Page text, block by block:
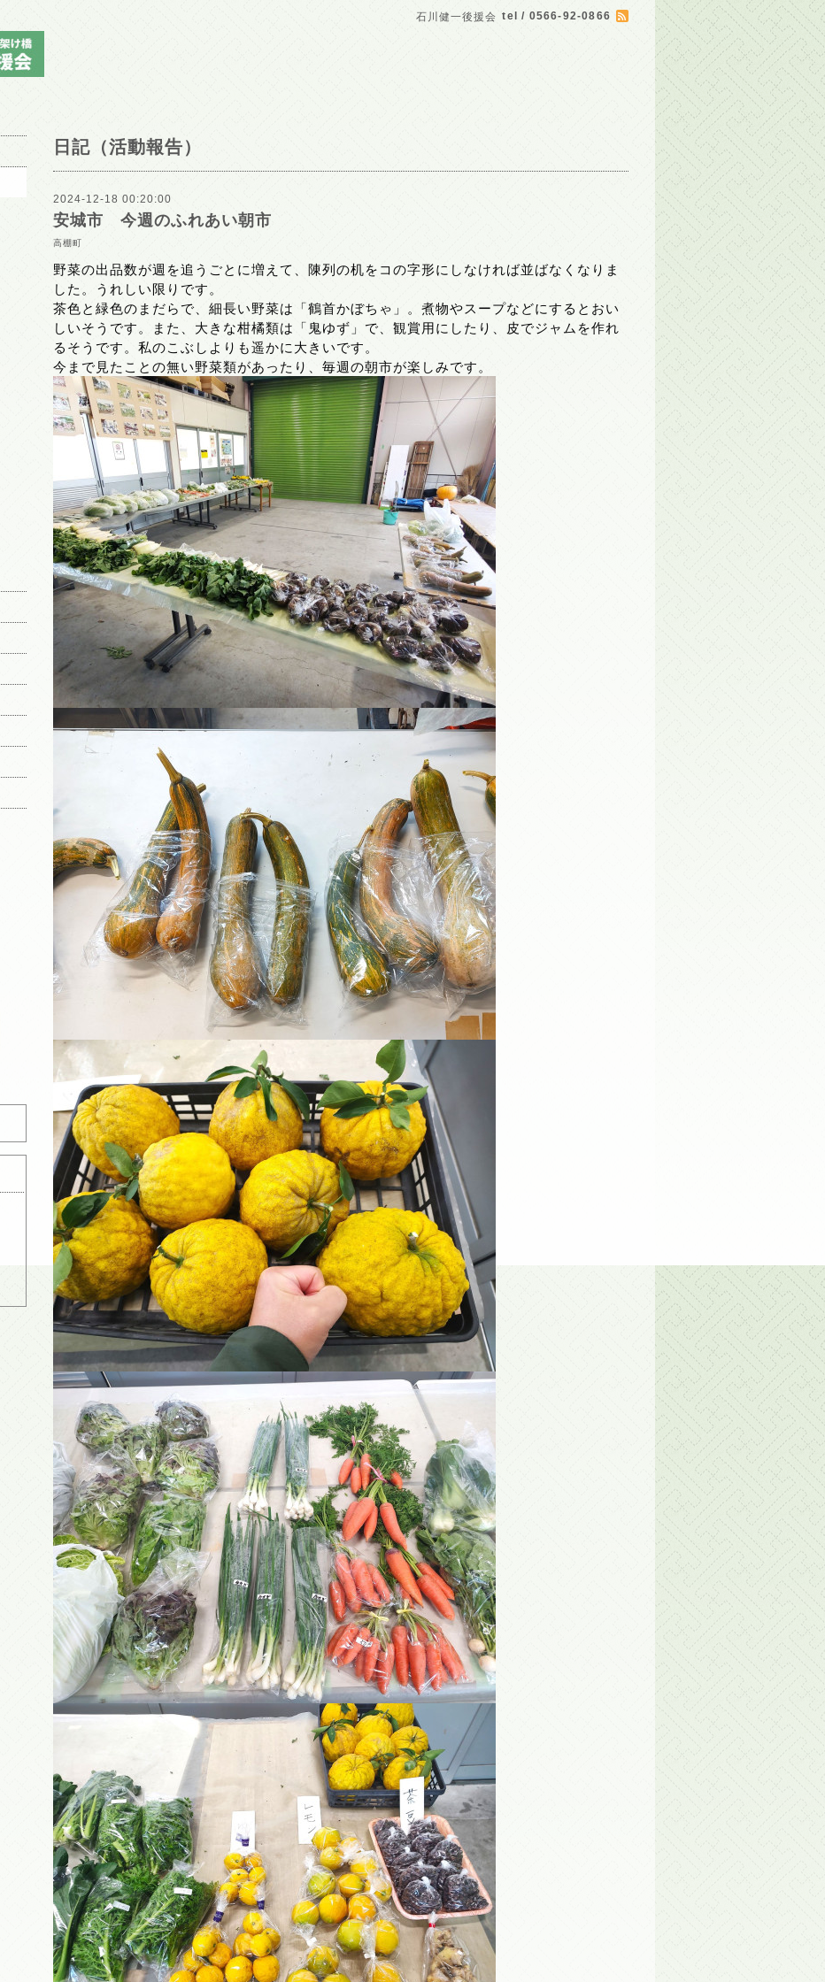
石川健一後援会 tel / 0566-92-0866
日記（活動報告）
2024-12-18 00:20:00
安城市 今週のふれあい朝市
高棚町
野菜の出品数が週を追うごとに増えて、陳列の机をコの字形にしなければ並ばなくなりま
した。うれしい限りです。
茶色と緑色のまだらで、細長い野菜は「鶴首かぼちゃ」。煮物やスープなどにするとおい
しいそうです。また、大きな柑橘類は「鬼ゆず」で、観賞用にしたり、皮でジャムを作れ
るそうです。私のこぶしよりも遥かに大きいです。
今まで見たことの無い野菜類があったり、毎週の朝市が楽しみです。